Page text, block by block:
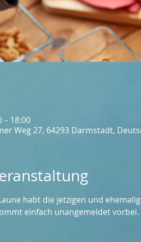
– 18:00
Weg 27, 64293 Darmstadt,
habt die jetzigen und
einfach unangemeldet